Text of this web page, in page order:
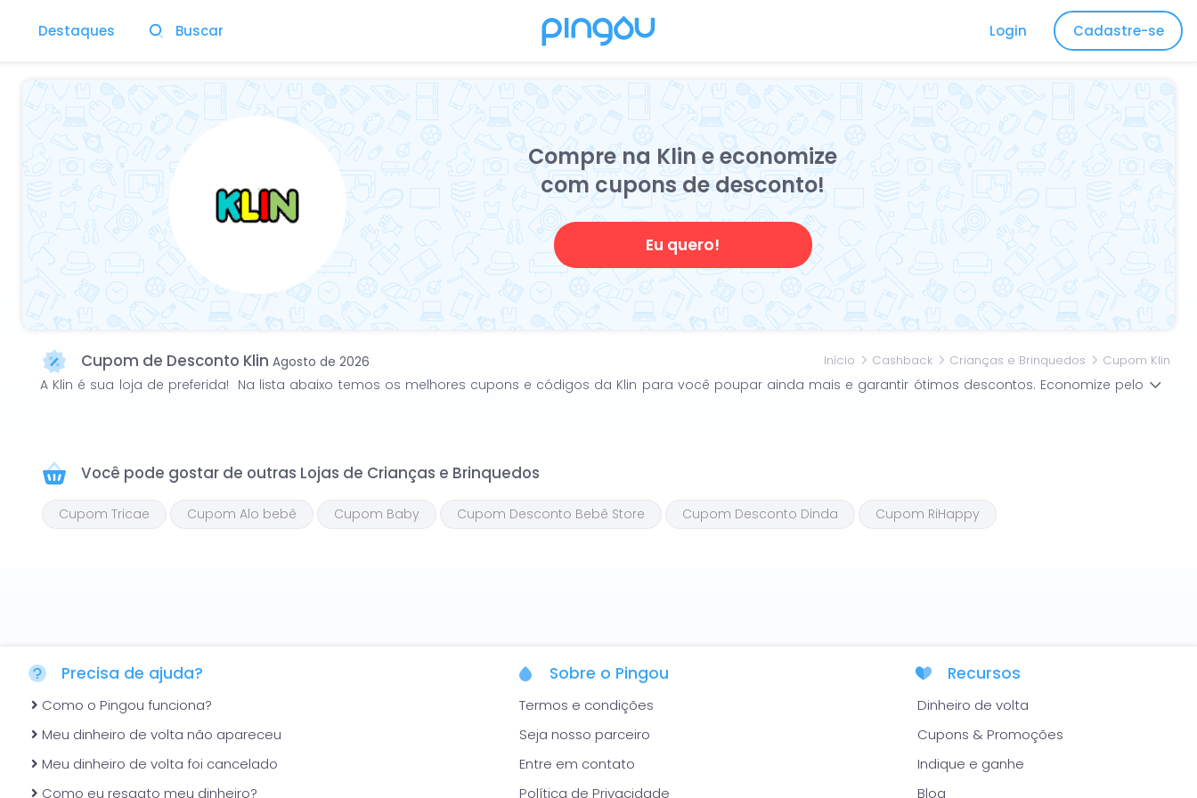
Destaques Buscar Login Cadastre-se
Compre na Klin e economize
com cupons de desconto!
Eu quero!
Início Cashback Crianças e Brinquedos Cupom Klin
Cupom de Desconto Klin Agosto de 2026
A Klin é sua loja de preferida! Na lista abaixo temos os melhores cupons e códigos da Klin para você poupar ainda mais e garantir ótimos descontos. Economize pelo
Você pode gostar de outras Lojas de Crianças e Brinquedos
Cupom Tricae Cupom Alo bebê Cupom Baby Cupom Desconto Bebê Store Cupom Desconto Dinda Cupom RiHappy
Precisa de ajuda?
Como o Pingou funciona?
Meu dinheiro de volta não apareceu
Meu dinheiro de volta foi cancelado
Como eu resgato meu dinheiro?
Sobre o Pingou
Termos e condições
Seja nosso parceiro
Entre em contato
Política de Privacidade
Recursos
Dinheiro de volta
Cupons & Promoções
Indique e ganhe
Blog